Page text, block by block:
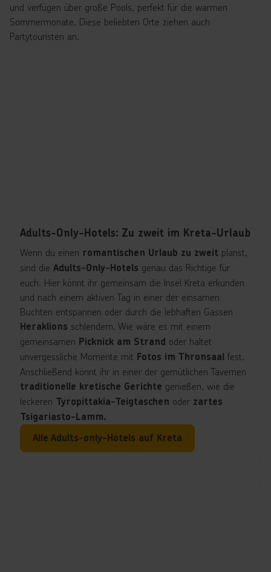
und verfügen über große Pools, perfekt für die warmen
Sommermonate. Diese beliebten Orte ziehen auch
Partytouristen an.
Adults-Only-Hotels: Zu zweit im Kreta-Urlaub
Wenn du einen romantischen Urlaub zu zweit planst,
sind die Adults-Only-Hotels genau das Richtige für
euch. Hier könnt ihr gemeinsam die Insel Kreta erkunden
und nach einem aktiven Tag in einer der einsamen
Buchten entspannen oder durch die lebhaften Gassen
Heraklions schlendern. Wie wäre es mit einem
gemeinsamen Picknick am Strand oder haltet
unvergessliche Momente mit Fotos im Thronsaal fest.
Anschließend könnt ihr in einer der gemütlichen Tavernen
traditionelle kretische Gerichte genießen, wie die
leckeren Tyropittakia-Teigtaschen oder zartes
Tsigariasto-Lamm.
Alle Adults-only-Hotels auf Kreta